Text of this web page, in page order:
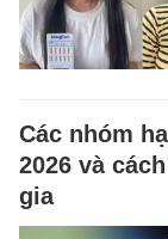
Các nhóm
2026 và
gia